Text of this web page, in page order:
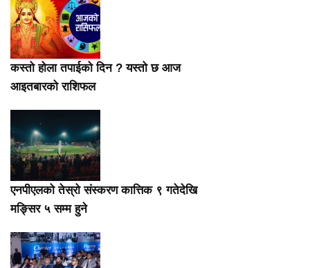
कस्तो होला तपाईको दिन ? यस्तो छ आज
आइतबारको राशिफल
एनपीएलको तेस्रो संस्करण कात्तिक ९ गतेदेखि
मङ्सिर ५ सम्म हुने